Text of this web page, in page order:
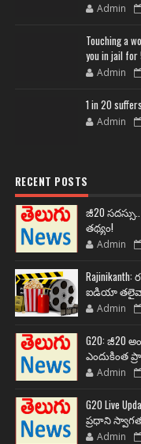
Admin
Touching a
you in jail for
Admin
1 in 20
Admin
RECENT POSTS
జీ20
తథ్యం!
Admin
ఐడియా
Admin
G20: జీ20
ఎందుకింత
Admin
G20 Live
ప్రధాని
Admin